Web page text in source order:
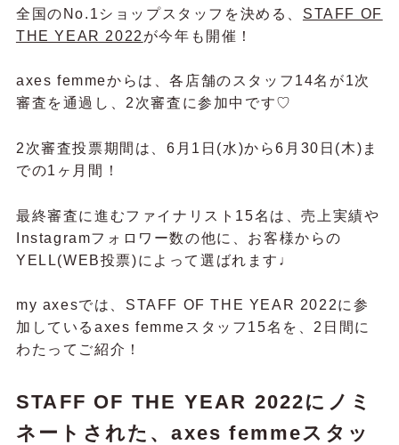
全国のNo.1ショップスタッフを決める、 STAFF OF
THE YEAR 2022 が今年も開催！
axes femmeからは、各店舗のスタッフ14名が1次
審査を通過し、2次審査に参加中です♡
2次審査投票期間は、6月1日(水)から6月30日(木)ま
での1ヶ月間！
最終審査に進むファイナリスト15名は、売上実績や
Instagramフォロワー数の他に、お客様からの
YELL(WEB投票)によって選ばれます♩
my axesでは、STAFF OF THE YEAR 2022に参
加しているaxes femmeスタッフ15名を、 2日間に
わたってご紹介！
STAFF OF THE YEAR 2022にノミ
ネートされた、axes femmeスタッ